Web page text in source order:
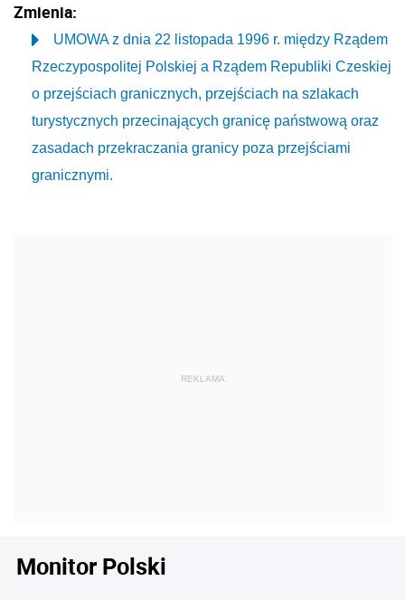
Zmienia:
UMOWA z dnia 22 listopada 1996 r. między Rządem
Rzeczypospolitej Polskiej a Rządem Republiki Czeskiej
o przejściach granicznych, przejściach na szlakach
turystycznych przecinających granicę państwową oraz
zasadach przekraczania granicy poza przejściami
granicznymi.
Monitor Polski